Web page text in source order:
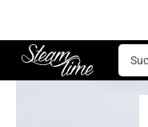
Steam time
E-Zigarette